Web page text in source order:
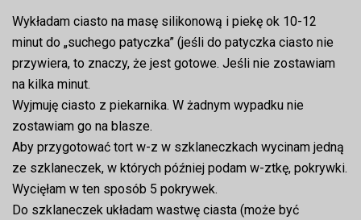
Wykładam ciasto na masę silikonową i piekę ok 10-12
minut do „suchego patyczka” (jeśli do patyczka ciasto nie
przywiera, to znaczy, że jest gotowe. Jeśli nie zostawiam
na kilka minut.
Wyjmuję ciasto z piekarnika. W żadnym wypadku nie
zostawiam go na blasze.
Aby przygotować tort w-z w szklaneczkach wycinam jedną
ze szklaneczek, w których później podam w-ztkę, pokrywki.
Wycięłam w ten sposób 5 pokrywek.
Do szklaneczek układam wastwę ciasta (może być